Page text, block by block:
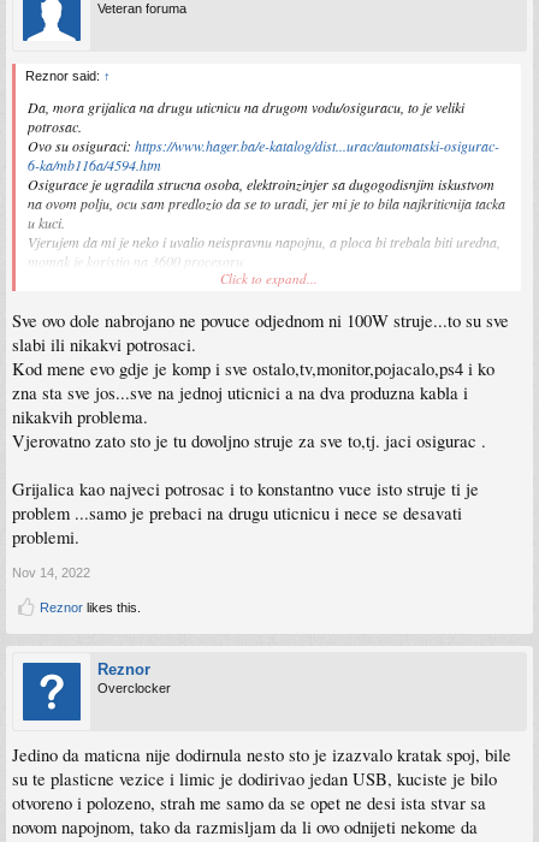
Veteran foruma
Reznor said: ↑
Da, mora grijalica na drugu uticnicu na drugom vodu/osiguracu, to je veliki
potrosac.
Ovo su osiguraci: https://www.hager.ba/e-katalog/dist...urac/automatski-osigurac-
6-ka/mb116a/4594.htm
Osigurace je ugradila strucna osoba, elektroinzinjer sa dugogodisnjim iskustvom
na ovom polju, ocu sam predlozio da se to uradi, jer mi je to bila najkriticnija tacka
u kuci.
Vjerujem da mi je neko i uvalio neispravnu napojnu, a ploca bi trebala biti uredna,
momak je koristio na 3600 procesoru.
Probacu jos s LC Power napojnom s Bronze, ako se i tu desi isto, odustajem
Mada bi bilo bolje da ja uzmem opet A320 i vratim sve kako je bilo i uzivam, nasao
sam plocu s onim limicem iza za Wraith Stealth.
Btw MacPro 3,1 s dva Xeona, Macbook, monitor i zvucnici svi na jednom
produznom rade cijeli dan bez problema, s grijalicom ili bez nje, nema mi logike
Click to expand...
Sve ovo dole nabrojano ne povuce odjednom ni 100W struje...to su sve
slabi ili nikakvi potrosaci.
Kod mene evo gdje je komp i sve ostalo,tv,monitor,pojacalo,ps4 i ko
zna sta sve jos...sve na jednoj uticnici a na dva produzna kabla i
nikakvih problema.
Vjerovatno zato sto je tu dovoljno struje za sve to,tj. jaci osigurac .
Grijalica kao najveci potrosac i to konstantno vuce isto struje ti je
problem ...samo je prebaci na drugu uticnicu i nece se desavati
problemi.
Nov 14, 2022
Reznor likes this.
Reznor
Overclocker
Jedino da maticna nije dodirnula nesto sto je izazvalo kratak spoj, bile
su te plasticne vezice i limic je dodirivao jedan USB, kuciste je bilo
otvoreno i polozeno, strah me samo da se opet ne desi ista stvar sa
novom napojnom, tako da razmisljam da li ovo odnijeti nekome da